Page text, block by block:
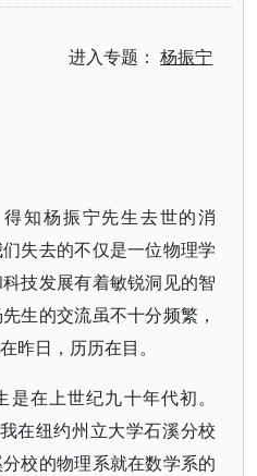
进入专题：杨振宁
知杨振宁先生去世的消
失去的不仅是一位物理学
技发展有着敏锐洞见的智
生的交流虽不十分频繁，
昨日，历历在目。
在上世纪九十年代初。
在纽约州立大学石溪分校
校的物理系就在数学系的